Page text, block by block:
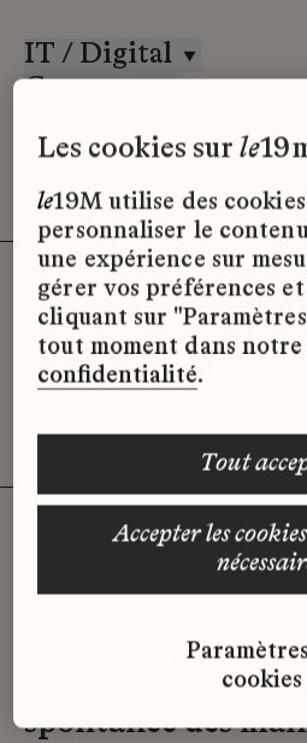
IT / Digital
Goossens
Désolé, il semble
d’offres d’emploi
moment.
Vous n'avez pas
qui correspond à
Envoyez-nous
spontanée dès
les cookies surle
le19M utilise des
personnaliser le
une expérience sur
gérer vos préférences
cliquant sur
tout moment dans notre
confidentialité.
accepter les cookies strictement
tout
cookies